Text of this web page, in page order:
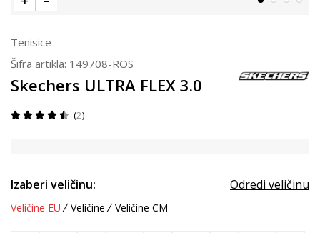
Tenisice
Šifra artikla: 149708-ROS
Skechers ULTRA FLEX 3.0
2
Izaberi veličinu: Odredi veličinu
Veličine EU Veličine Veličine CM